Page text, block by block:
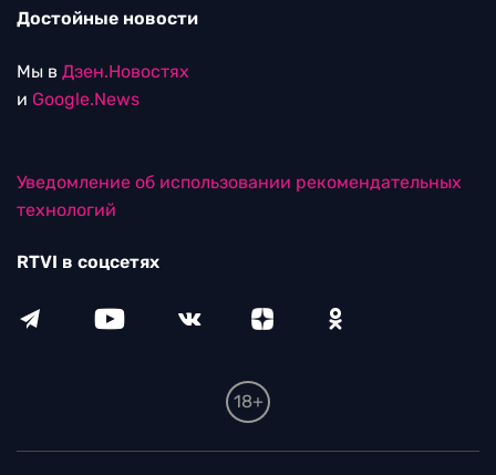
Достойные новости
Мы в Дзен.Новостях
и Google.News
Уведомление об использовании рекомендательных
технологий
RTVI в соцсетях
18+